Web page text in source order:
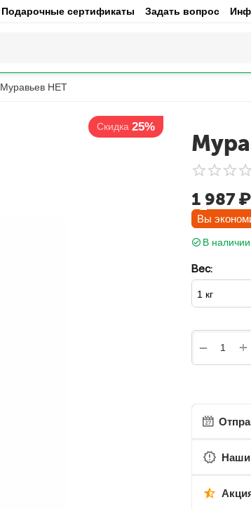
Подарочные сертификаты Задать вопрос
Муравьев НЕТ
1 987 ₽
Вы
В наличии
Вес:
+
−
Наши